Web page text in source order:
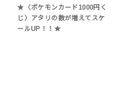
★〈ポケモンカード1000円く
じ〉アタリの数が増えてスケ
ールUP！！★